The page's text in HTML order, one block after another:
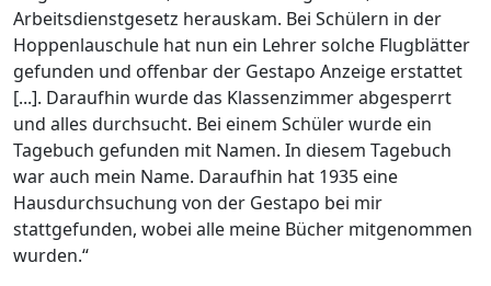
Arbeitsdienstgesetz herauskam. Bei Schülern in der
Hoppenlauschule hat nun ein Lehrer solche Flugblätter
gefunden und offenbar der Gestapo Anzeige erstattet
[...]. Daraufhin wurde das Klassenzimmer abgesperrt
und alles durchsucht. Bei einem Schüler wurde ein
Tagebuch gefunden mit Namen. In diesem Tagebuch
war auch mein Name. Daraufhin hat 1935 eine
Hausdurchsuchung von der Gestapo bei mir
stattgefunden, wobei alle meine Bücher mitgenommen
wurden.“